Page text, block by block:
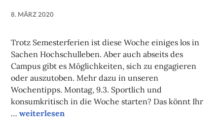
8. MÄRZ 2020
Trotz Semesterferien ist diese Woche einiges los in
Sachen Hochschulleben. Aber auch abseits des
Campus gibt es Möglichkeiten, sich zu engagieren
oder auszutoben. Mehr dazu in unseren
Wochentipps. Montag, 9.3. Sportlich und
konsumkritisch in die Woche starten? Das könnt Ihr
…Unsere Tipps der Woche
weiterlesen